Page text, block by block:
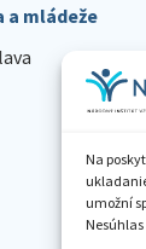
Na
umožní
a mládeže